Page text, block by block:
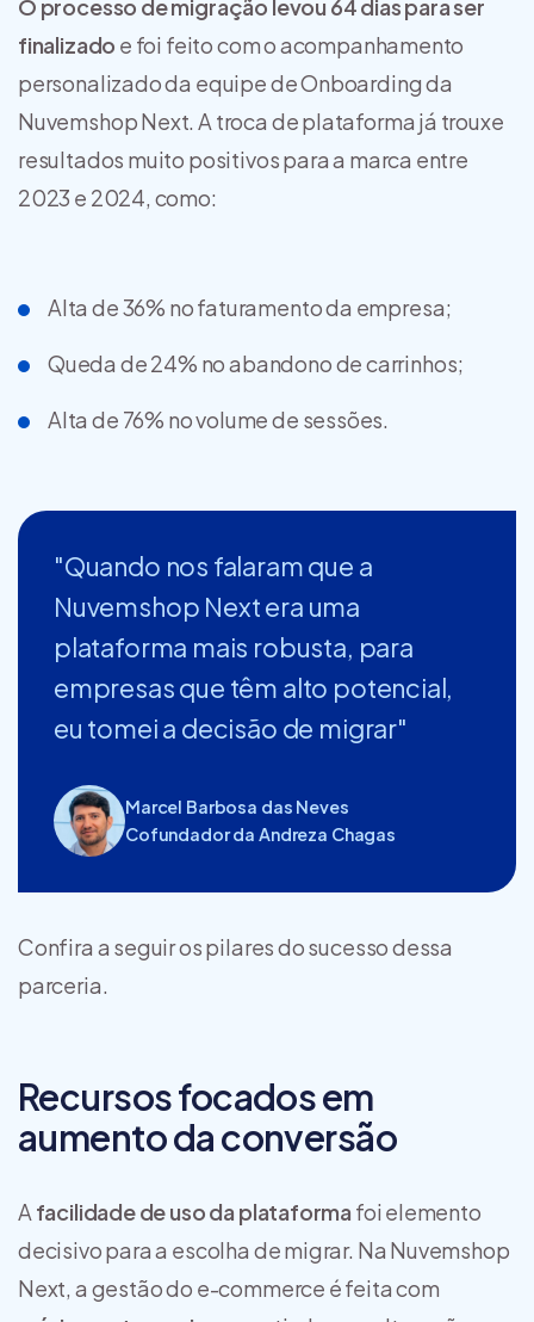
O processo de migração levou 64 dias para ser
finalizado e foi feito com o acompanhamento
personalizado da equipe de Onboarding da
Nuvemshop Next. A troca de plataforma já trouxe
resultados muito positivos para a marca entre
2023 e 2024, como:
Alta de 36% no faturamento da empresa;
Queda de 24% no abandono de carrinhos;
Alta de 76% no volume de sessões.
"Quando nos falaram que a
Nuvemshop Next era uma
plataforma mais robusta, para
empresas que têm alto potencial,
eu tomei a decisão de migrar"
Marcel Barbosa das Neves
Cofundador da Andreza Chagas
Confira a seguir os pilares do sucesso dessa
parceria.
Recursos focados em
aumento da conversão
A facilidade de uso da plataforma foi elemento
decisivo para a escolha de migrar. Na Nuvemshop
Next, a gestão do e-commerce é feita com